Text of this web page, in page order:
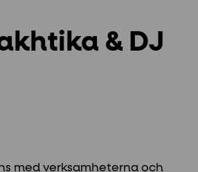
& DJ
med verksamheterna och